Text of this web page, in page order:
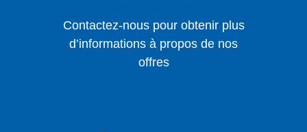
Contactez-nous pour obtenir plus
d’informations à propos de nos
offres